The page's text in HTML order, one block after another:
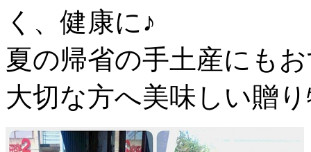
く、健康に♪
夏の帰省の手土産にも
大切な方へ美味しい贈